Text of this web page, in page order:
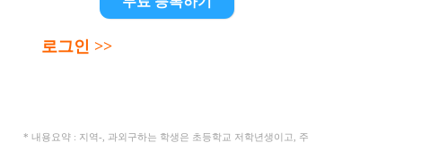
로그인 >>
* 내용요약 : 지역-, 과외구하는 학생은 초등학교 저학년생이고, 주